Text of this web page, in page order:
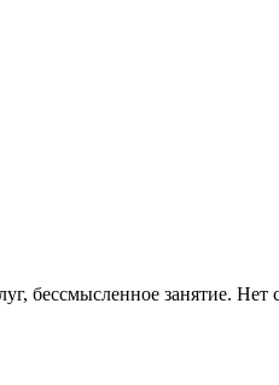
бессмысленное занятие.